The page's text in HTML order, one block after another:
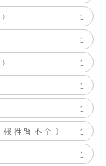
1
1
1
1
1
性腎不全）
1
1